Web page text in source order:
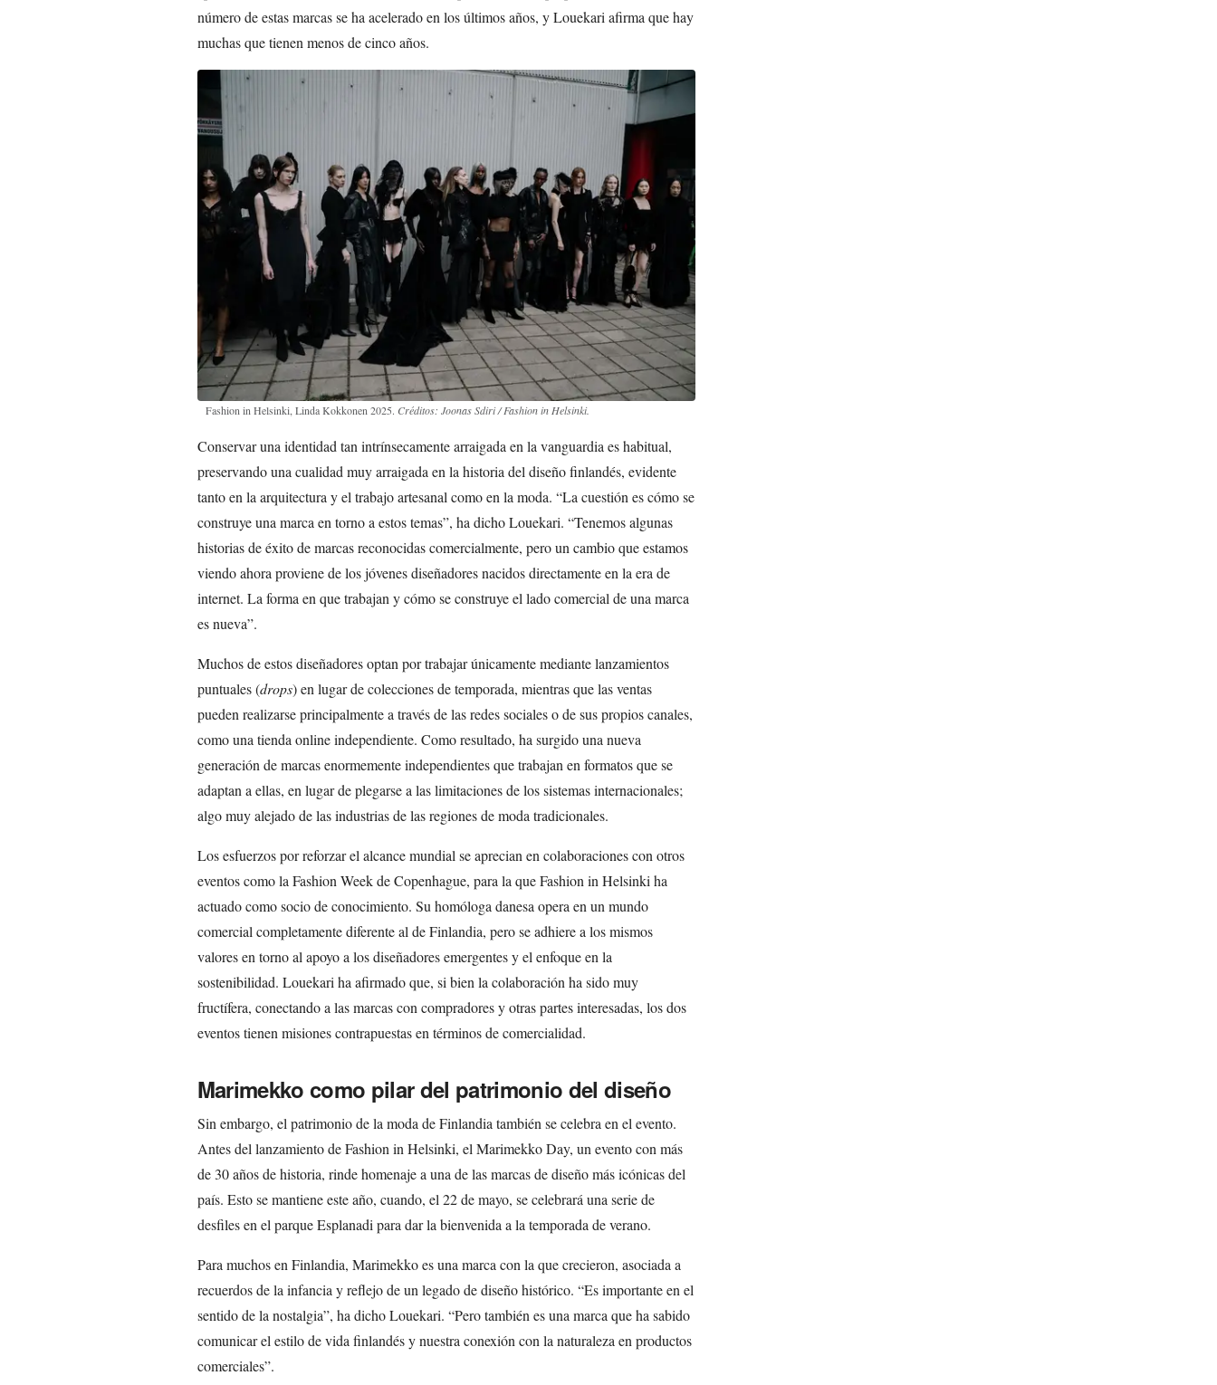
número de estas marcas se ha acelerado en los últimos años, y Louekari afirma que hay
muchas que tienen menos de cinco años.
Fashion in Helsinki, Linda Kokkonen 2025. Créditos: Joonas Sdiri / Fashion in Helsinki.
Conservar una identidad tan intrínsecamente arraigada en la vanguardia es habitual,
preservando una cualidad muy arraigada en la historia del diseño finlandés, evidente
tanto en la arquitectura y el trabajo artesanal como en la moda. “La cuestión es cómo se
construye una marca en torno a estos temas”, ha dicho Louekari. “Tenemos algunas
historias de éxito de marcas reconocidas comercialmente, pero un cambio que estamos
viendo ahora proviene de los jóvenes diseñadores nacidos directamente en la era de
internet. La forma en que trabajan y cómo se construye el lado comercial de una marca
es nueva”.
Muchos de estos diseñadores optan por trabajar únicamente mediante lanzamientos
puntuales (drops) en lugar de colecciones de temporada, mientras que las ventas
pueden realizarse principalmente a través de las redes sociales o de sus propios canales,
como una tienda online independiente. Como resultado, ha surgido una nueva
generación de marcas enormemente independientes que trabajan en formatos que se
adaptan a ellas, en lugar de plegarse a las limitaciones de los sistemas internacionales;
algo muy alejado de las industrias de las regiones de moda tradicionales.
Los esfuerzos por reforzar el alcance mundial se aprecian en colaboraciones con otros
eventos como la Fashion Week de Copenhague, para la que Fashion in Helsinki ha
actuado como socio de conocimiento. Su homóloga danesa opera en un mundo
comercial completamente diferente al de Finlandia, pero se adhiere a los mismos
valores en torno al apoyo a los diseñadores emergentes y el enfoque en la
sostenibilidad. Louekari ha afirmado que, si bien la colaboración ha sido muy
fructífera, conectando a las marcas con compradores y otras partes interesadas, los dos
eventos tienen misiones contrapuestas en términos de comercialidad.
Marimekko como pilar del patrimonio del diseño
Sin embargo, el patrimonio de la moda de Finlandia también se celebra en el evento.
Antes del lanzamiento de Fashion in Helsinki, el Marimekko Day, un evento con más
de 30 años de historia, rinde homenaje a una de las marcas de diseño más icónicas del
país. Esto se mantiene este año, cuando, el 22 de mayo, se celebrará una serie de
desfiles en el parque Esplanadi para dar la bienvenida a la temporada de verano.
Para muchos en Finlandia, Marimekko es una marca con la que crecieron, asociada a
recuerdos de la infancia y reflejo de un legado de diseño histórico. “Es importante en el
sentido de la nostalgia”, ha dicho Louekari. “Pero también es una marca que ha sabido
comunicar el estilo de vida finlandés y nuestra conexión con la naturaleza en productos
comerciales”.